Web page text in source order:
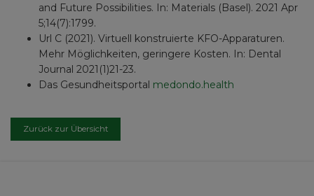
Zurück zur Übersicht
and Future Possibilities. In: Materials (Basel). 2021 Apr
5;14(7):1799.
Url C (2021). Virtuell konstruierte KFO-Apparaturen.
Mehr Möglichkeiten, geringere Kosten. In: Dental
Journal 2021(1)21-23.
Das Gesundheitsportal medondo.health